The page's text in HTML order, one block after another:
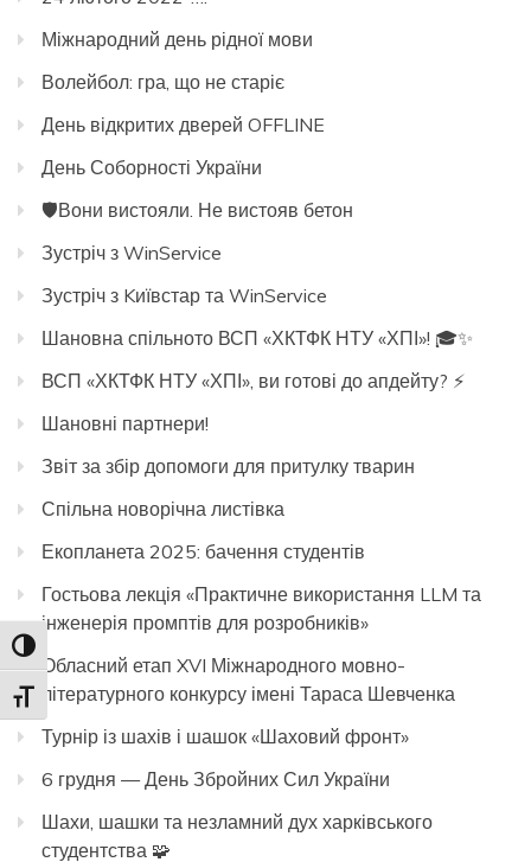
Toggle High Contrast
Toggle Font size
Міжнародний день рідної мови
Волейбол: гра, що не старіє
День відкритих дверей OFFLINE
День Соборності України
🛡️Вони вистояли. Не вистояв бетон
Зустріч з WinService
Зустріч з Kиївстар та WinService
Шановна спільното ВСП «ХКТФК НТУ «ХПІ»! 🎓✨
ВСП «ХКТФК НТУ «ХПІ», ви готові до апдейту? ⚡️
Шановні партнери!
Звіт за збір допомоги для притулку тварин
Спільна новорічна листівка
Екопланета 2025: бачення студентів
Гостьова лекція «Практичне використання LLM та
інженерія промптів для розробників»
Обласний етап XVI Міжнародного мовно-
літературного конкурсу імені Тараса Шевченка
Турнір із шахів і шашок «Шаховий фронт»
6 грудня — День Збройних Сил України
Шахи, шашки та незламний дух харківського
студентства 🧩